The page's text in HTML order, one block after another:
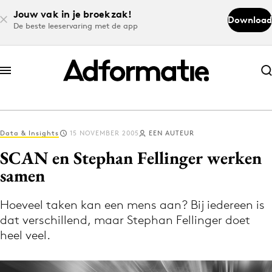
Jouw vak in je broekzak!
De beste leeservaring met de app
Download
Abonneer nu
Abonneer nu
Log in
Volg het laatste nieuws via de Adformatie
Nieuws app
Data & Insights 15 NOVEMBER 2005 EEN AUTEUR
SCAN en Stephan Fellinger werken
samen
Hoeveel taken kan een mens aan? Bij iedereen is
dat verschillend, maar Stephan Fellinger doet
heel veel.